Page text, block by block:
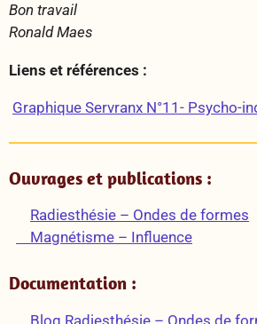
Bon travail
Ronald Maes
Liens et références :
Graphique Servranx N°11- Psycho-
Ouvrages et publications :
Radiesthésie – Ondes de formes
Magnétisme – Influence
Documentation :
Blog Radiesthésie – Ondes de